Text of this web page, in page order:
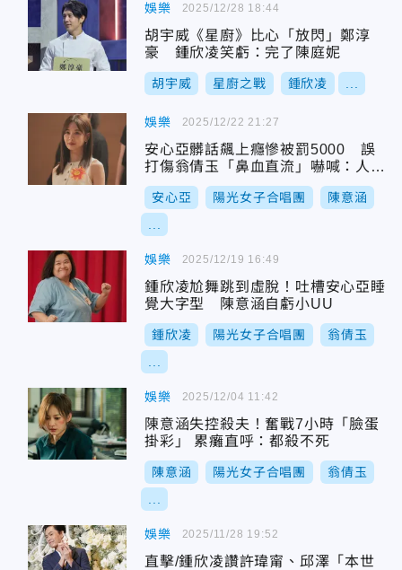
娛樂
胡宇威《星廚》比心「放閃」鄭淳
豪 鍾欣凌笑虧：完了陳庭妮
胡宇威 星廚之戰 鍾欣凌
2025/12/28 18:44
娛樂
安心亞髒話飆上癮慘被罰5000 誤
打傷翁倩玉「鼻血直流」嚇喊：人生
毀了
安心亞 陽光女子合唱團 陳意涵
2025/12/22 21:27
娛樂
鍾欣凌尬舞跳到虛脫！吐槽安心亞睡
覺大字型 陳意涵自虧小UU
鍾欣凌 陽光女子合唱團 翁倩玉
2025/12/19 16:49
娛樂
陳意涵失控殺夫！奮戰7小時「臉蛋
掛彩」 累癱直呼：都殺不死
陳意涵 陽光女子合唱團 翁倩玉
2025/12/04 11:42
娛樂
直擊/鍾欣凌讚許瑋甯、邱澤「本世
2025/11/28 19:52